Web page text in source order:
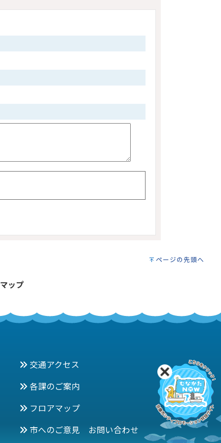
ページの先頭へ
ップ
交通アクセス
各課のご案内
フロアマップ
市へのご意見 お問い合わせ